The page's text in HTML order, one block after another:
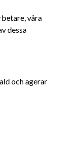
våra
dessa
och agerar